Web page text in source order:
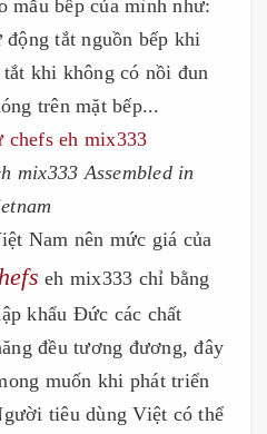
mẫu bếp của mình như:
tắt nguồn bếp khi
khi không có nồi đun
trên mặt bếp...
mix333Assembled in
Nam nên mức giá của
eh mix333 chỉ bằng
khẩu Đức các chất
đều tương đương, đây
muốn khi phát triển
tiêu dùng Việt có thể